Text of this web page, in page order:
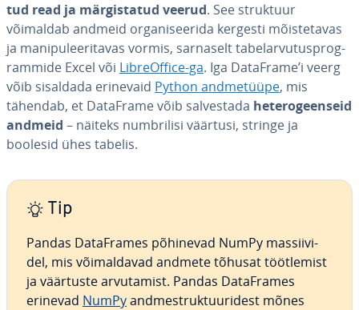
tud read ja mär­gis­ta­tud veerud. See struktuur
võimaldab andmeid or­ga­ni­see­rida kergesti mõis­te­ta­vas
ja ma­ni­pu­lee­ri­ta­vas vormis, sarnaselt ta­bel­ar­vu­tus­prog­
rammide Excel või Lib­reOf­fice-ga. Iga DataFrame’i veerg
võib sisaldada erinevaid Python and­me­tüüpe, mis
tähendab, et DataFrame võib sal­ves­tada he­te­ro­geen­seid
andmeid – näiteks numb­rilisi väärtusi, stringe ja
boolesid ühes tabelis.
Tip
Pandas Da­taF­ra­mes põhinevad NumPy mas­sii­vi­
del, mis või­mal­da­vad andmete tõhusat tööt­le­mist
ja väärtuste ar­vu­ta­mist. Pandas Da­taF­ra­mes
erinevad NumPyand­me­st­ruk­tuu­ri­dest mõnes